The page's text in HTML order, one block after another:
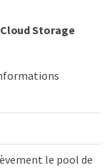
Cloud Storage
le pool de